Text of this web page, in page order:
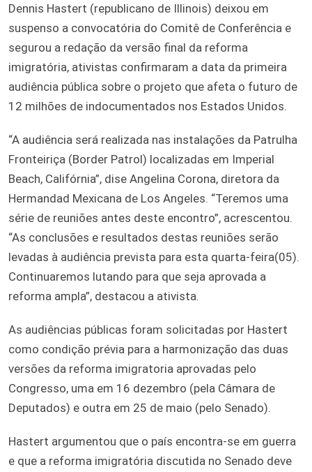
Dennis Hastert (republicano de Illinois) deixou em
suspenso a convocatória do Comitê de Conferência e
segurou a redação da versão final da reforma
imigratória, ativistas confirmaram a data da primeira
audiência pública sobre o projeto que afeta o futuro de
12 milhões de indocumentados nos Estados Unidos.
“A audiência será realizada nas instalações da Patrulha
Fronteiriça (Border Patrol) localizadas em Imperial
Beach, Califórnia”, dise Angelina Corona, diretora da
Hermandad Mexicana de Los Angeles. “Teremos uma
série de reuniões antes deste encontro”, acrescentou.
“As conclusões e resultados destas reuniões serão
levadas à audiência prevista para esta quarta-feira(05).
Continuaremos lutando para que seja aprovada a
reforma ampla”, destacou a ativista.
As audiências públicas foram solicitadas por Hastert
como condição prévia para a harmonização das duas
versões da reforma imigratoria aprovadas pelo
Congresso, uma em 16 dezembro (pela Câmara de
Deputados) e outra em 25 de maio (pelo Senado).
Hastert argumentou que o país encontra-se em guerra
e que a reforma imigratória discutida no Senado deve